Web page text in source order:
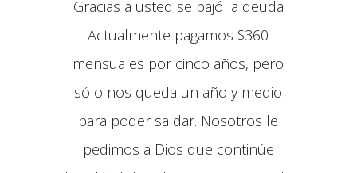
Gracias a usted se bajó la deuda
Actualmente pagamos $360
mensuales por cinco años, pero
sólo nos queda un año y medio
para poder saldar. Nosotros le
pedimos a Dios que continúe